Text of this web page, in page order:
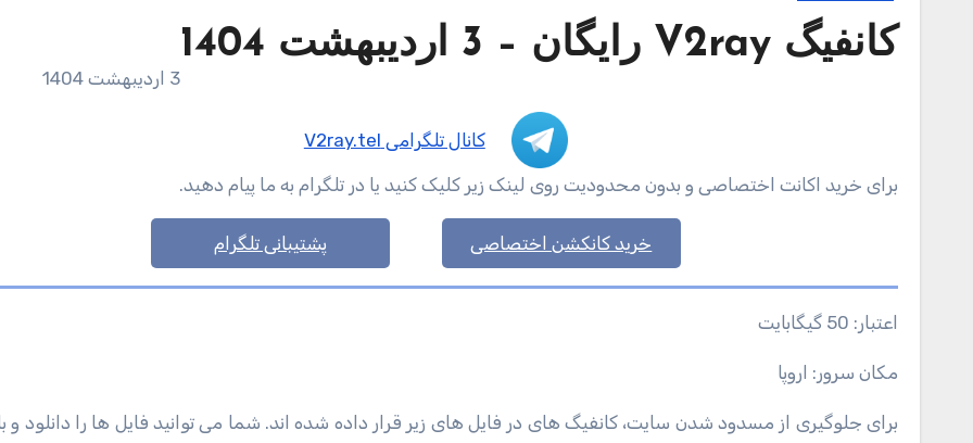
کانفیگ V2ray رایگان – 3 اردیبهشت 1404
3 اردیبهشت 1404
کانال تلگرامی V2ray.tel
برای خرید اکانت اختصاصی و بدون محدودیت روی لینک زیر کلیک کنید یا در تلگرام به ما پیام دهید.
خرید کانکشن اختصاصی پشتیبانی تلگرام
اعتبار: 50 گیگابایت
مکان سرور: اروپا
برای جلوگیری از مسدود شدن سایت، کانفیگ های در فایل های زیر قرار داده شده اند. شما می توانید فایل ها را دانلود و